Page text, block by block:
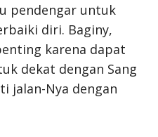
pendengar untuk
diri. Baginy,
karena dapat
dekat dengan Sang
jalan-Nya dengan